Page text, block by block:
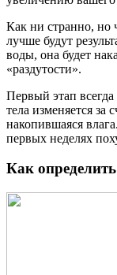
Как ни странно, но
лучше будут
воды, она будет
«раздутости».
Первый этап
тела изменяется за
накопившаяся
первых неделях
Как